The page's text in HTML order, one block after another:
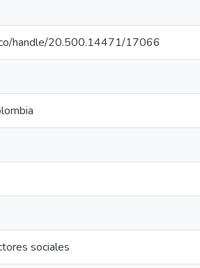
handle/20.500.14471/17066
sociales